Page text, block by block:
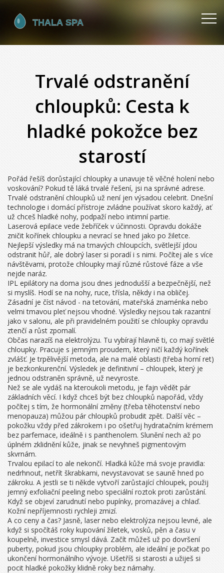
Trvalé odstranění
chloupků: Cesta k
hladké pokožce bez
starostí
Pořád řešíš dorůstající chloupky a unavuje tě věčné holení nebo
voskování? Pokud tě láká trvalé řešení, jsi na správné adrese.
Trvalé odstranění chloupků už není jen výsadou celebrit. Dnešní
technologie i domácí přístroje zvládne používat skoro každý, ať
už chceš hladké nohy, podpaží nebo intimní partie.
Laserová epilace vede žebříček v účinnosti. Opravdu dokáže
zničit kořínek chloupku a nevrací se hned jako po žiletce.
Nejlepší výsledky má na tmavých chloupcích, světlejší jdou
odstranit hůř, ale dobrý laser si poradí i s nimi. Počítej ale s více
návštěvami, protože chloupky mají různé růstové fáze a vše
nejde naráz.
IPL epilátory na doma jsou dnes jednodušší a bezpečnější, než
si myslíš. Hodí se na nohy, ruce, třísla, někdy i na obličej.
Zásadní je číst návod - na tetování, mateřská znaménka nebo
velmi tmavou pleť nejsou vhodné. Výsledky nejsou tak razantní
jako v salonu, ale při pravidelném použití se chloupky opravdu
ztenčí a růst zpomalí.
Občas narazíš na elektrolýzu. Tu vybírají hlavně ti, co mají světlé
chloupky. Pracuje s jemným proudem, který ničí každý kořínek
zvlášť. Je trpělivější metoda, ale na malé oblasti (třeba horní ret)
je bezkonkurenční. Výsledek je definitivní – chloupek, který je
jednou odstraněn správně, už nevyroste.
Než se ale vydáš na kteroukoli metodu, je fajn vědět pár
základních věcí. I když chceš být bez chloupků napořád, vždy
počítej s tím, že hormonální změny (třeba těhotenství nebo
menopauza) můžou pár chloupků probudit zpět. Další věc –
pokožku vždy před zákrokem i po ošetřuj hydratačním krémem
bez parfemace, ideálně i s panthenolem. Slunění nech až po
úplném zklidnění kůže, jinak se nevyhneš pigmentovým
skvrnám.
Trvalou epilací to ale nekončí. Hladká kůže má svoje pravidla:
nedrhnout, netřít škrabkami, nevystavovat se sauně hned po
zákroku. A jestli se ti někde vytvoří zarůstající chloupek, použij
jemný exfoliační peeling nebo speciální roztok proti zarůstání.
Když se objeví zarudnutí nebo pupínky, promazávej a chlaď.
Kožní nepříjemnosti rychleji zmizí.
A co ceny a čas? Jasně, laser nebo elektrolýza nejsou levné, ale
když si spočítáš roky kupování žiletek, vosků, pěn a času v
koupelně, investice smysl dává. Začít můžeš už po dovršení
puberty, pokud jsou chloupky problém, ale ideální je počkat po
ukončení hormonálního vývoje. Ušetříš si starosti a užiješ si
pocit hladké pokožky klidně roky bez námahy.